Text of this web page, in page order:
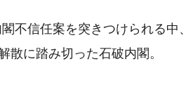
不信任案を突きつけられる中、
散に踏み切った石破内閣。